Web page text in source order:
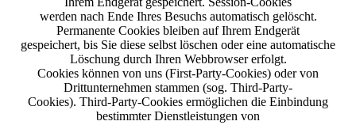
werden nach Ende Ihres Besuchs automatisch gelöscht.
Permanente Cookies bleiben auf Ihrem Endgerät
gespeichert, bis Sie diese selbst löschen oder eine automatische
Löschung durch Ihren Webbrowser erfolgt.
Cookies können von uns (First-Party-Cookies) oder von
Drittunternehmen stammen (sog. Third-Party-
Cookies). Third-Party-Cookies ermöglichen die Einbindung
bestimmter Dienstleistungen von